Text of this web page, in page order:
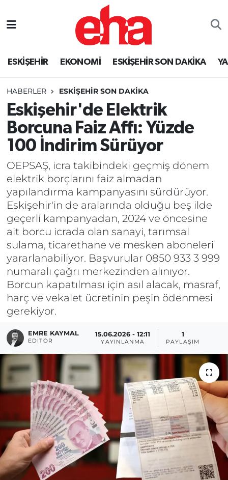
ESKİŞEHİR EKONOMİ ESKİŞEHİR SON DAKİKA
HABERLER ESKİŞEHİR SON DAKİKA
Eskişehir'de Elektrik
Borcuna Faiz Affı: Yüzde
100 İndirim Sürüyor
OEPSAŞ, icra takibindeki geçmiş dönem
elektrik borçlarını faiz almadan
yapılandırma kampanyasını sürdürüyor.
Eskişehir'in de aralarında olduğu beş ilde
geçerli kampanyadan, 2024 ve öncesine
ait borcu icrada olan sanayi, tarımsal
sulama, ticarethane ve mesken aboneleri
yararlanabiliyor. Başvurular 0850 933 3 999
numaralı çağrı merkezinden alınıyor.
Borcun kapatılması için asıl alacak, masraf,
harç ve vekalet ücretinin peşin ödenmesi
gerekiyor.
EMRE KAYMAL
EDITÖR
15.06.2026 - 12:11
YAYINLANMA
1
PAYLAŞIM